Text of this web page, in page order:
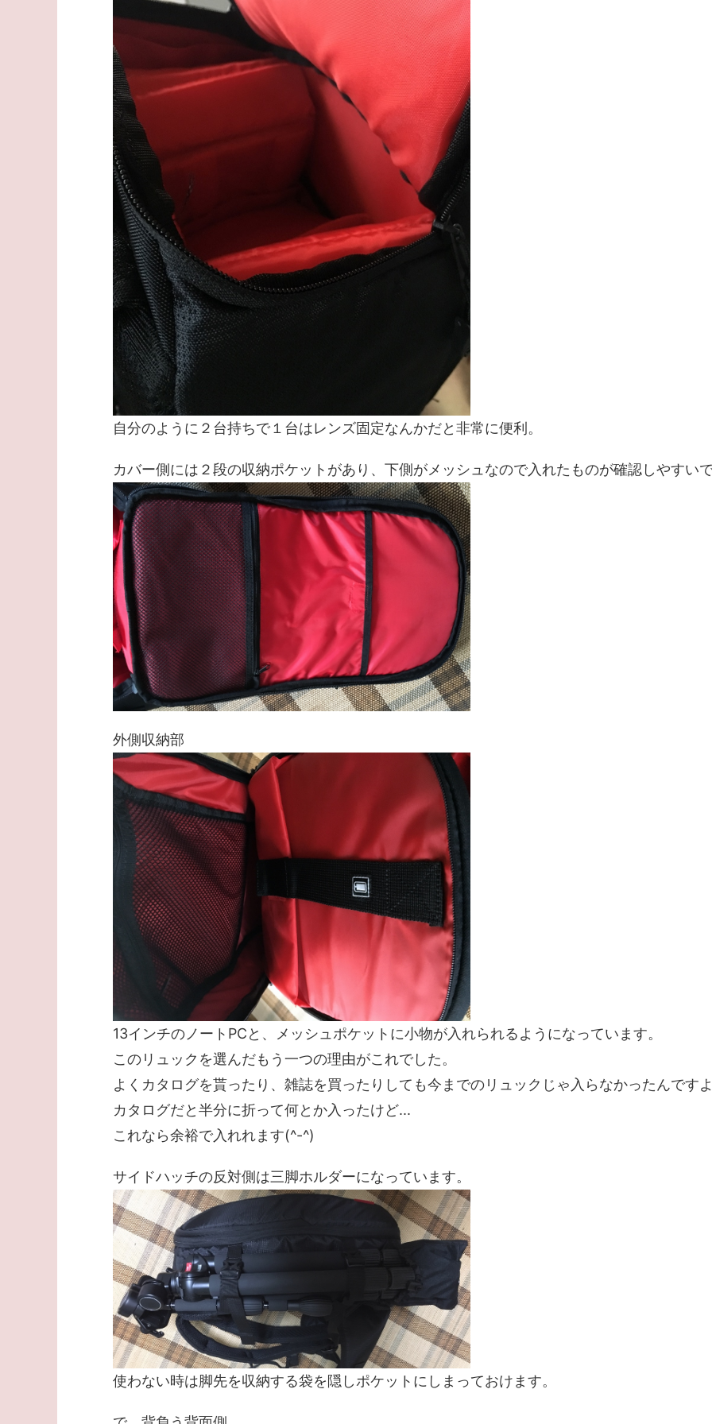
自分のように２台持ちで１台はレンズ固定なんかだと非常に便利。
カバー側には２段の収納ポケットがあり、下側がメッシュなので入れたものが確認しやすい
外側収納部
13インチのノートPCと、メッシュポケットに小物が入れられるようになっています。
このリュックを選んだもう一つの理由がこれでした。
よくカタログを貰ったり、雑誌を買ったりしても今までのリュックじゃ入らなかったんです
カタログだと半分に折って何とか入ったけど...
これなら余裕で入れれます(^-^)
サイドハッチの反対側は三脚ホルダーになっています。
使わない時は脚先を収納する袋を隠しポケットにしまっておけます。